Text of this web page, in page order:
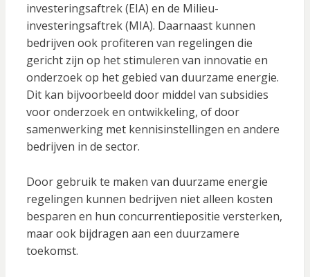
investeringsaftrek (EIA) en de Milieu-
investeringsaftrek (MIA). Daarnaast kunnen
bedrijven ook profiteren van regelingen die
gericht zijn op het stimuleren van innovatie en
onderzoek op het gebied van duurzame energie.
Dit kan bijvoorbeeld door middel van subsidies
voor onderzoek en ontwikkeling, of door
samenwerking met kennisinstellingen en andere
bedrijven in de sector.
Door gebruik te maken van duurzame energie
regelingen kunnen bedrijven niet alleen kosten
besparen en hun concurrentiepositie versterken,
maar ook bijdragen aan een duurzamere
toekomst.